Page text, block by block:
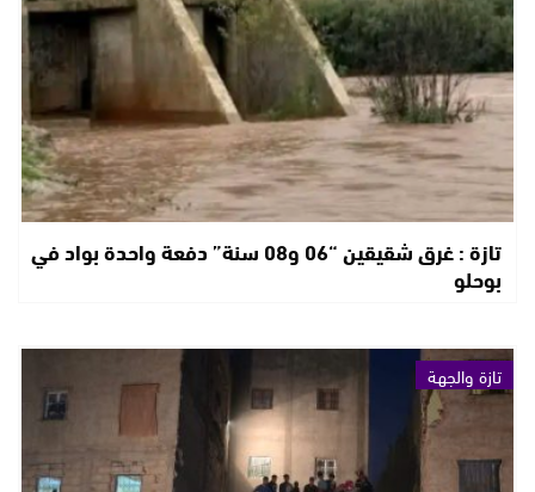
تازة : غرق شقيقين “06 و08 سنة” دفعة واحدة بواد في
بوحلو
تازة والجهة